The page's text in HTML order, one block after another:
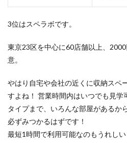
3位はスペラボです。
東京23区を中心に60店舗以上、
意。
やはり自宅や会社の近くに収納スペ
すよね！ 営業時間内はいつでも見
タイプまで、いろんな部屋があるか
必ずみつかるはずです！
最短1時間で利用可能なのもうれしい